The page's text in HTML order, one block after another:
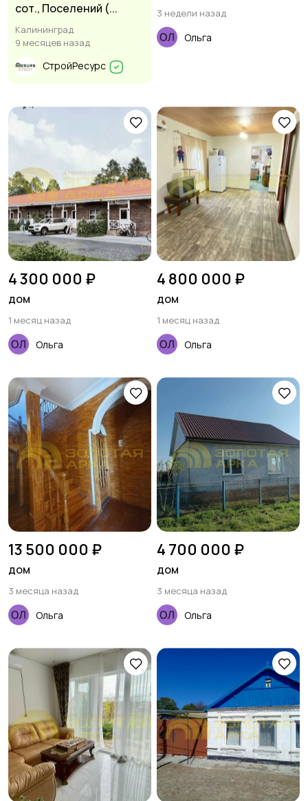
сот., Поселений (...
Калининград
9 месяцев назад
СтройРесурс
3 недели назад
Ольга
4 300 000 ₽
дом
1 месяц назад
Ольга
4 800 000 ₽
дом
1 месяц назад
Ольга
13 500 000 ₽
дом
3 месяца назад
Ольга
4 700 000 ₽
дом
3 месяца назад
Ольга